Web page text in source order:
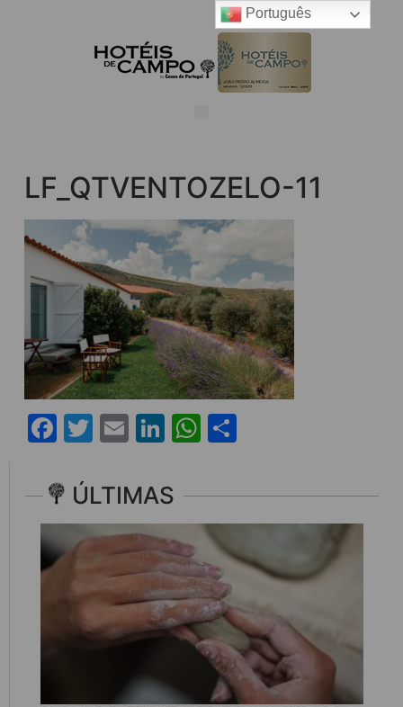
LF_QTVENTOZELO-11
Facebook
Twitter
EmailLinkedIn
WhatsApp
ÚLTIMAS
Português